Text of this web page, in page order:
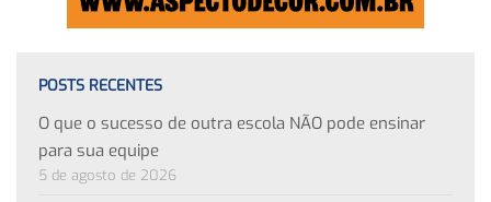
POSTS RECENTES
O que o sucesso de outra escola NÃO pode ensinar
para sua equipe
5 de agosto de 2026